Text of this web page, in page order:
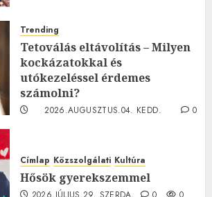
Trending
Tetoválás eltávolítás – Milyen
kockázatokkal és
utókezeléssel érdemes
számolni?
2026.AUGUSZTUS.04. KEDD.
0
Címlap Közszolgálati Kultúra
Hősök gyerekszemmel